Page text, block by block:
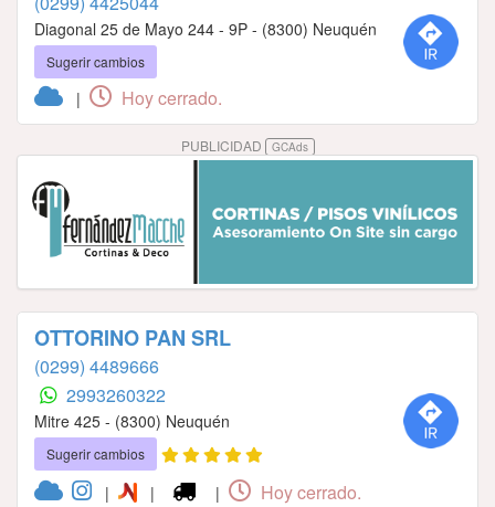
Diagonal 25 de Mayo 244 - 9P - (8300) Neuquén
Sugerir cambios
| Hoy cerrado.
PUBLICIDAD GCAds
OTTORINO PAN SRL
(0299) 4489666
2993260322
Mitre 425 - (8300) Neuquén
Sugerir cambios
| | | Hoy cerrado.